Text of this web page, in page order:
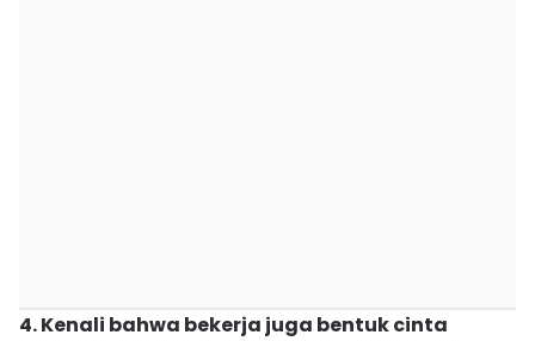
4. Kenali bahwa bekerja juga bentuk cinta